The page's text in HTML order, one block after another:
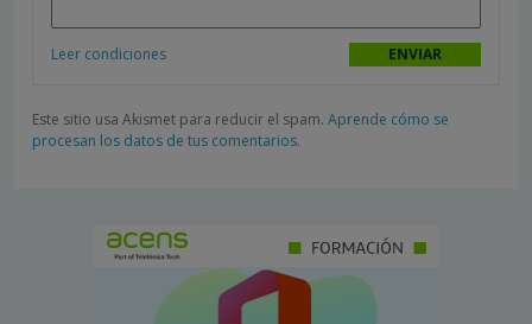
Leer condiciones
Este sitio usa Akismet para reducir el spam. Aprende cómo se
procesan los datos de tus comentarios.